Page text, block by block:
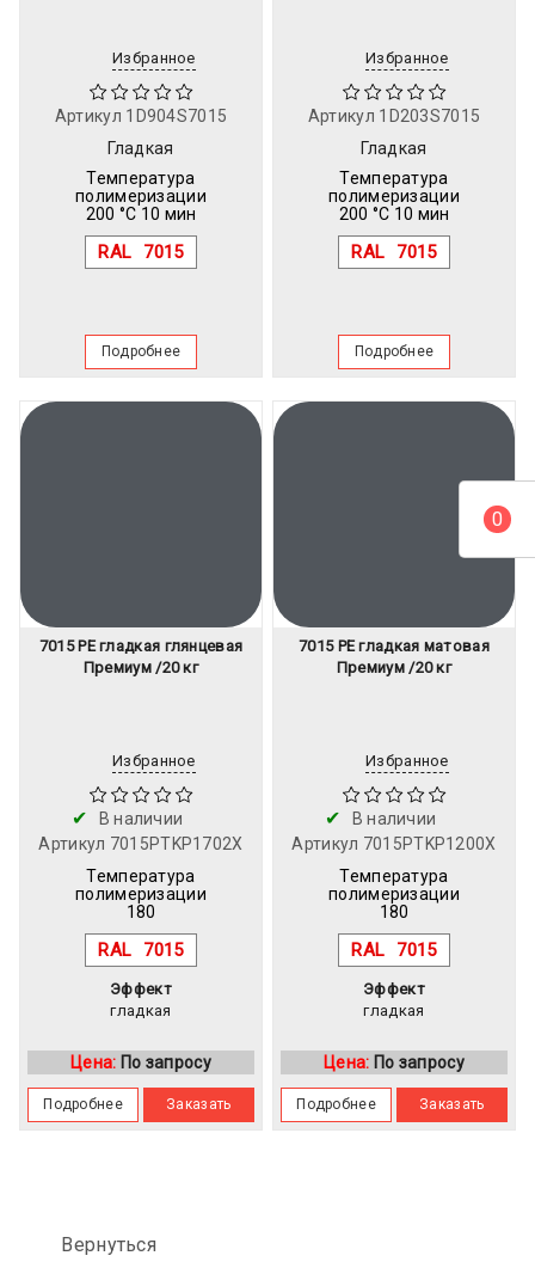
Избранное
Артикул 1D904S7015
Гладкая
Температура
полимеризации
200 °C 10 мин
RAL 7015
Подробнее
Избранное
Артикул 1D203S7015
Гладкая
Температура
полимеризации
200 °C 10 мин
RAL 7015
Подробнее
7015 PE гладкая глянцевая
Премиум /20 кг
Избранное
В наличии
Артикул 7015PTKP1702X
Температура
полимеризации
180
RAL 7015
Эффект
гладкая
Цена: По запросу
Подробнее Заказать
7015 PE гладкая матовая
Премиум /20 кг
Избранное
В наличии
Артикул 7015PTKP1200X
Температура
полимеризации
180
RAL 7015
Эффект
гладкая
Цена: По запросу
Подробнее Заказать
Вернуться
0